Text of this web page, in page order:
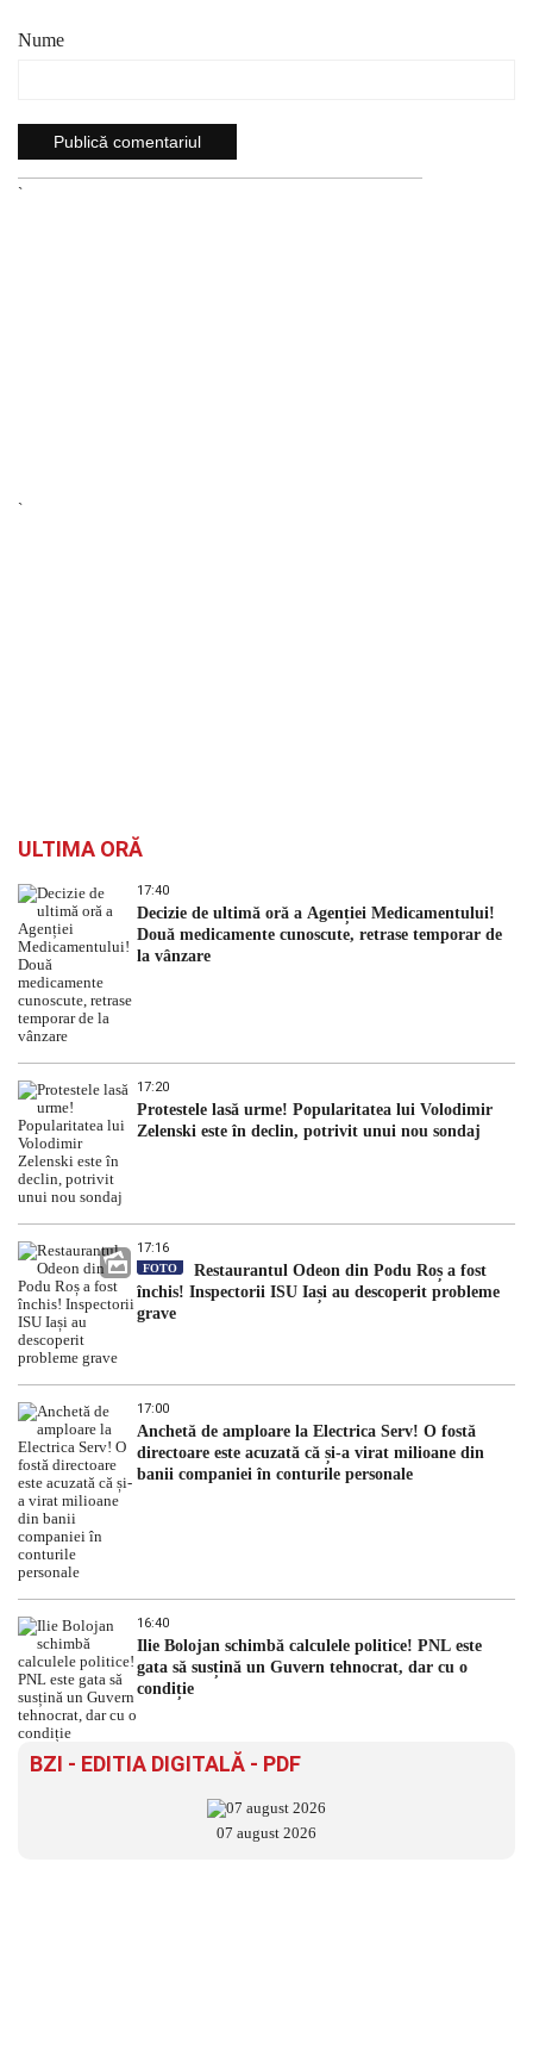
Nume
`
`
ULTIMA ORĂ
17:40
Decizie de ultimă oră a Agenției Medicamentului!
Două medicamente cunoscute, retrase temporar de
la vânzare
17:20
Protestele lasă urme! Popularitatea lui Volodimir
Zelenski este în declin, potrivit unui nou sondaj
17:16
FOTO
Restaurantul Odeon din Podu Roș a fost
închis! Inspectorii ISU Iași au descoperit probleme
grave
17:00
Anchetă de amploare la Electrica Serv! O fostă
directoare este acuzată că și-a virat milioane din
banii companiei în conturile personale
16:40
Ilie Bolojan schimbă calculele politice! PNL este
gata să susțină un Guvern tehnocrat, dar cu o
condiție
BZI - EDITIA DIGITALĂ - PDF
07 august 2026